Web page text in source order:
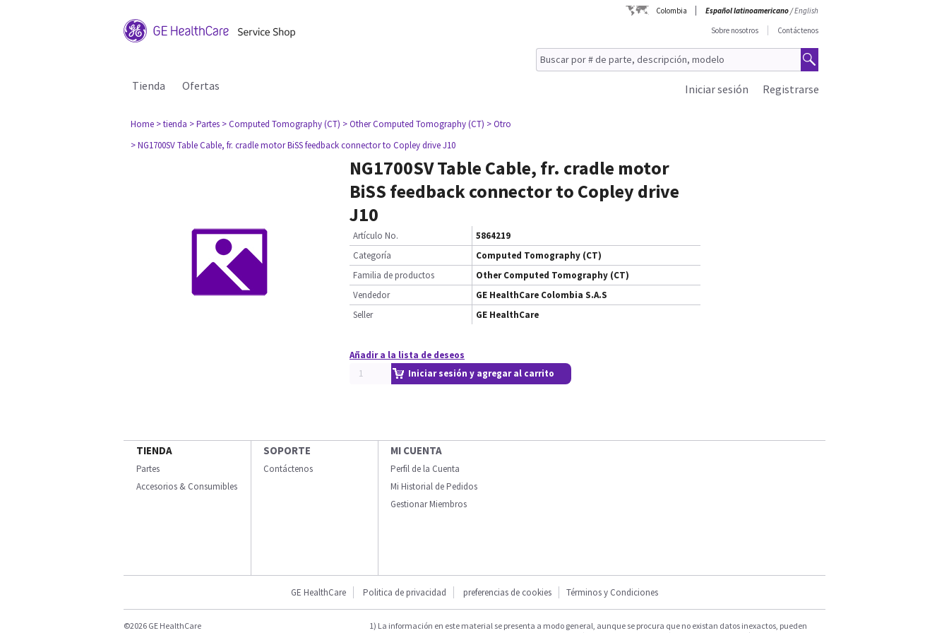
Colombia Español latinoamericano/English
Sobre nosotros
Contáctenos
Tienda Ofertas Registrarse
Iniciar sesión
Home > tienda > Partes > Computed Tomography (CT) > Other Computed Tomography (CT) > Otro
> NG1700SV Table Cable, fr. cradle motor BiSS feedback connector to Copley drive J10
NG1700SV Table Cable, fr. cradle motor
BiSS feedback connector to Copley drive
J10
Artículo No.
5864219
Categoría
Computed Tomography (CT)
Familia de productos
Other Computed Tomography (CT)
Vendedor
GE HealthCare Colombia S.A.S
Seller
GE HealthCare
Añadir a la lista de deseos
Iniciar sesión y agregar al carrito
TIENDA
Partes
Accesorios & Consumibles
SOPORTE
Contáctenos
MI CUENTA
Perfil de la Cuenta
Mi Historial de Pedidos
Gestionar Miembros
GE HealthCare Politica de privacidad preferencias de cookies Términos y Condiciones
©2026 GE HealthCare
1) La información en este material se presenta a modo general, aunque se procura que no existan datos inexactos, pueden